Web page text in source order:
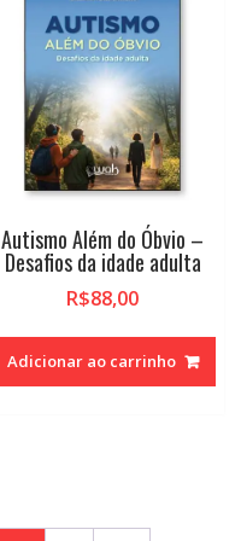
Autismo Além do Óbvio –
Desafios da idade adulta
R$88,00
Adicionar ao carrinho